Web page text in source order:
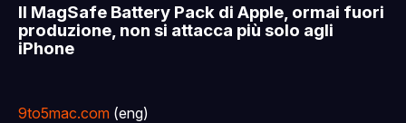
Il MagSafe Battery Pack di Apple, ormai fuori
produzione, non si attacca più solo agli
iPhone
9to5mac.com (eng)